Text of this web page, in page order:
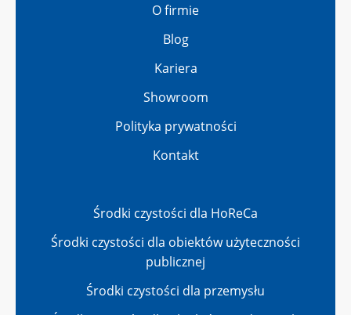
O firmie
Blog
Kariera
Showroom
Polityka prywatności
Kontakt
Środki czystości dla HoReCa
Środki czystości dla obiektów użyteczności
publicznej
Środki czystości dla przemysłu